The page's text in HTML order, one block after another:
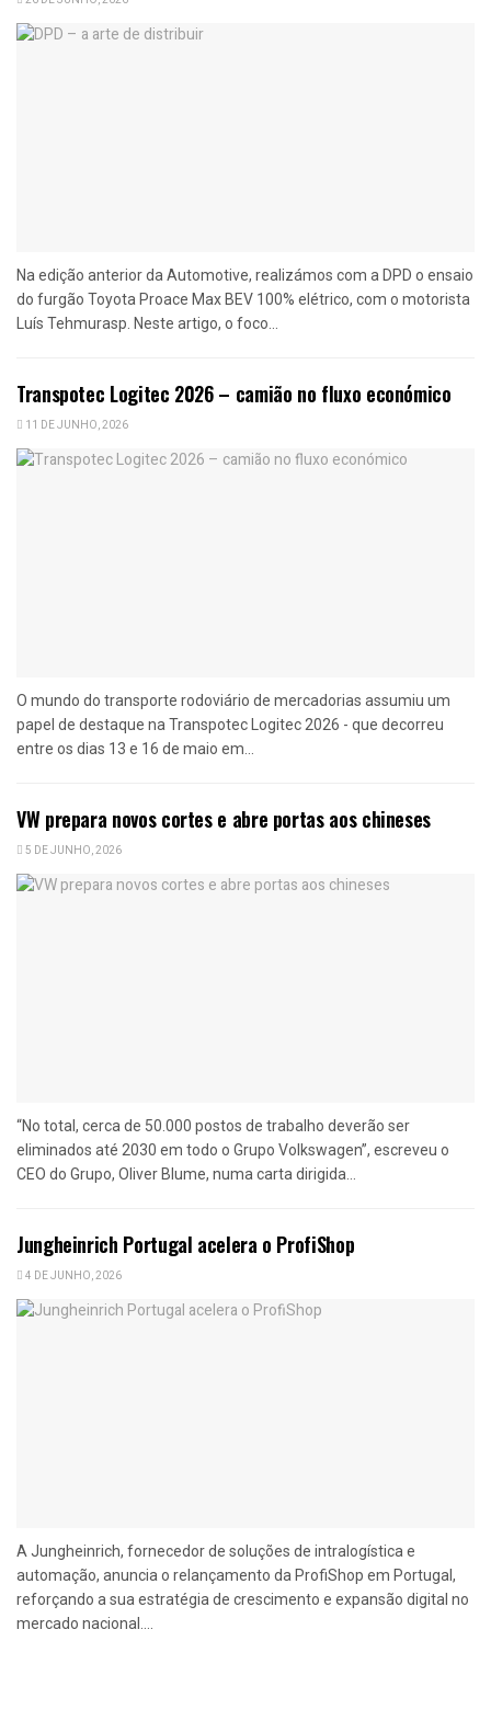
Na edição anterior da Automotive, realizámos com a DPD o ensaio
do furgão Toyota Proace Max BEV 100% elétrico, com o motorista
Luís Tehmurasp. Neste artigo, o foco...
Transpotec Logitec 2026 – camião no fluxo económico
11 DE JUNHO, 2026
O mundo do transporte rodoviário de mercadorias assumiu um
papel de destaque na Transpotec Logitec 2026 - que decorreu
entre os dias 13 e 16 de maio em...
VW prepara novos cortes e abre portas aos chineses
5 DE JUNHO, 2026
“No total, cerca de 50.000 postos de trabalho deverão ser
eliminados até 2030 em todo o Grupo Volkswagen”, escreveu o
CEO do Grupo, Oliver Blume, numa carta dirigida...
Jungheinrich Portugal acelera o ProfiShop
4 DE JUNHO, 2026
A Jungheinrich, fornecedor de soluções de intralogística e
automação, anuncia o relançamento da ProfiShop em Portugal,
reforçando a sua estratégia de crescimento e expansão digital no
mercado nacional....